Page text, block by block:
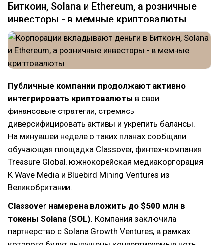
Биткоин, Solana и Ethereum, а розничные
инвесторы - в мемные криптовалюты
Публичные компании продолжают активно
интегрировать криптовалюты в свои
финансовые стратегии, стремясь
диверсифицировать активы и укрепить балансы.
На минувшей неделе о таких планах сообщили
обучающая площадка Classover, финтех-компания
Treasure Global, южнокорейская медиакорпорация
K Wave Media и Bluebird Mining Ventures из
Великобритании.
Classover намерена вложить до $500 млн в
токены Solana (SOL). Компания заключила
партнерство с Solana Growth Ventures, в рамках